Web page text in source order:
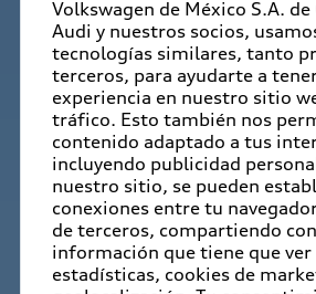
Volkswagen de México S.A. de
Audi y nuestros socios,
tecnologías similares, tanto
terceros, para ayudarte a
experiencia en nuestro sitio
tráfico. Esto también nos
contenido adaptado a tus
incluyendo publicidad
nuestro sitio, se pueden
conexiones entre tu
de terceros, compartiendo
información que tiene que ver
estadísticas, cookies de